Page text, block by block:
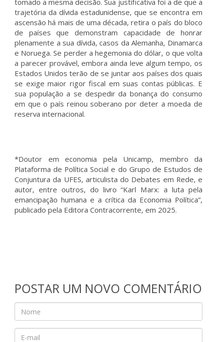
tomado a mesma decisão. Sua justificativa foi a de que a
trajetória da dívida estadunidense, que se encontra em
ascensão há mais de uma década, retira o país do bloco
de países que demonstram capacidade de honrar
plenamente a sua dívida, casos da Alemanha, Dinamarca
e Noruega. Se perder a hegemonia do dólar, o que volta
a parecer provável, embora ainda leve algum tempo, os
Estados Unidos terão de se juntar aos países dos quais
se exige maior rigor fiscal em suas contas públicas. E
sua população a se despedir da bonança do consumo
em que o país reinou soberano por deter a moeda de
reserva internacional.
*Doutor em economia pela Unicamp, membro da
Plataforma de Política Social e do Grupo de Estudos de
Conjuntura da UFES, articulista do Debates em Rede, e
autor, entre outros, do livro “Karl Marx: a luta pela
emancipação humana e a crítica da Economia Política”,
publicado pela Editora Contracorrente, em 2025.
POSTAR UM NOVO COMENTÁRIO